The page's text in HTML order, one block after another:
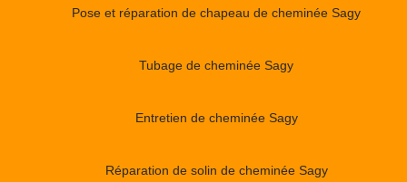
Pose et réparation de chapeau de cheminée Sagy
Tubage de cheminée Sagy
Entretien de cheminée Sagy
Réparation de solin de cheminée Sagy